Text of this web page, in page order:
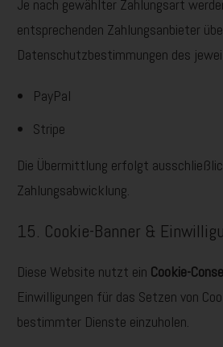
Je nach gewählter Zahlungsart
entsprechenden Zahlungsanbieter
Datenschutzbestimmungen des
PayPal
Stripe
Die Übermittlung erfolgt
Zahlungsabwicklung.
15. Cookie-Banner &
Diese Website nutzt ein Cookie-
Einwilligungen für das Setzen von
bestimmter Dienste einzuholen.